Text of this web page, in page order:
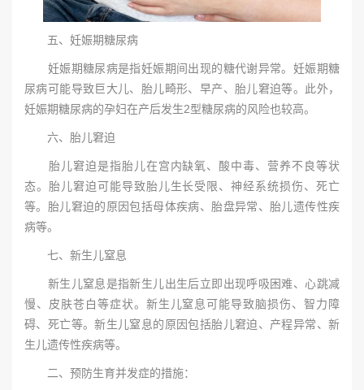
五、妊娠期糖尿病
妊娠期糖尿病是指妊娠期间出现的糖代谢异常。妊娠期糖
尿病可能导致巨大儿、胎儿畸形、早产、胎儿窘迫等。此外，
妊娠期糖尿病的孕妇在产后发生2型糖尿病的风险也较高。
六、胎儿窘迫
胎儿窘迫是指胎儿在宫内缺氧、酸中毒、营养不良等状
态。胎儿窘迫可能导致胎儿生长受限、神经系统损伤、死亡
等。胎儿窘迫的原因包括母体疾病、胎盘异常、胎儿遗传性疾
病等。
七、新生儿窒息
新生儿窒息是指新生儿出生后立即出现呼吸困难、心跳减
慢、皮肤苍白等症状。新生儿窒息可能导致脑损伤、智力障
碍、死亡等。新生儿窒息的原因包括胎儿窘迫、产程异常、新
生儿遗传性疾病等。
二、预防生育并发症的措施：